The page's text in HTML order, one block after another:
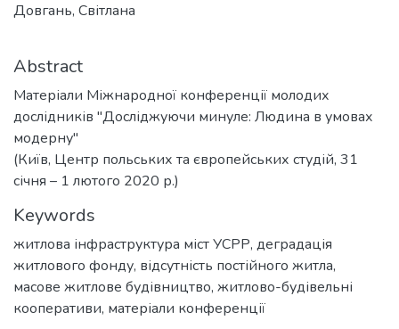
Довгань, Світлана
Abstract
Матеріали Міжнародної конференції молодих
дослідників "Досліджуючи минуле: Людина в умовах
модерну"
(Київ, Центр польських та європейських студій, 31
січня – 1 лютого 2020 р.)
Keywords
житлова інфраструктура міст УСРР, деградація
житлового фонду, відсутність постійного житла,
масове житлове будівництво, житлово-будівельні
кооперативи, матеріали конференції